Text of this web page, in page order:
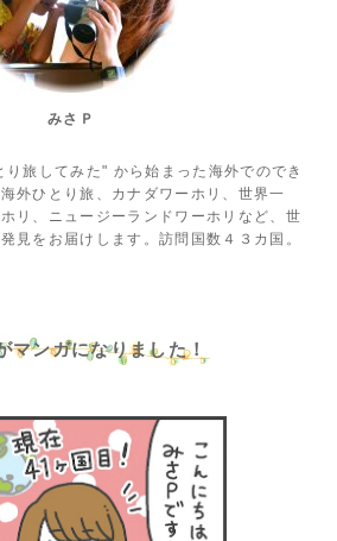
みさＰ
旅してみた" から始まった海外でのでき
外ひとり旅、カナダワーホリ、世界一
リ、ニュージーランドワーホリなど、世
見をお届けします。訪問国数４３カ国。
マンガになりました！